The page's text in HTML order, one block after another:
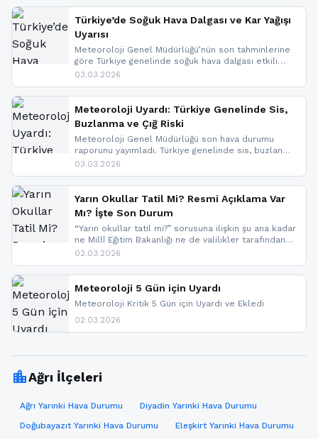
ise çığ tehlikesi bulunuyor. İç kesimlerde sis ve pus
nedeniyle görüş mesafesinde azalma
yaşanabileceği belirtiliyor.
Türkiye’de Soğuk Hava Dalgası ve Kar Yağışı
Uyarısı
Meteoroloji Genel Müdürlüğü’nün son tahminlerine
göre Türkiye genelinde soğuk hava dalgası etkili
oluyor. Birçok il için kar yağışı ve buzlanma uyarısı
03.03.2026
Meteoroloji Uyardı: Türkiye Genelinde Sis,
Buzlanma ve Çığ Riski
Meteoroloji Genel Müdürlüğü son hava durumu
raporunu yayımladı. Türkiye genelinde sis, buzlanma
ve don beklenirken Doğu Anadolu ve Doğu
yapıldı. İşte son dakika meteoroloji gelişmeleri.
03.03.2026
Yarın Okullar Tatil Mi? Resmi Açıklama Var
Mı? İşte Son Durum
“Yarın okullar tatil mi?” sorusuna ilişkin şu ana kadar
ne Millî Eğitim Bakanlığı ne de valilikler tarafından
yapılmış resmi bir tatil açıklaması bulunmamaktadır.
paylaşacağız. En hızlı şekilde haberdar olmak için
sitemizi takip edebilir ve bildirimleri açabilirsiniz.
02.03.2026
Meteoroloji 5 Gün için Uyardı
Meteoroloji Kritik 5 Gün için Uyardı ve Ekledi
02.03.2026
location_cityAğrı İlçeleri
Ağrı Yarınki Hava Durumu
Diyadin Yarınki Hava Durumu
Doğubayazıt Yarınki Hava Durumu
Eleşkirt Yarınki Hava Durumu